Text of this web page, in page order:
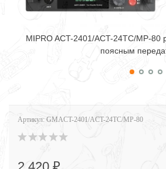
MIPRO ACT-2401/ACT-24TC/MP-
поясным
Артикул: GMACT-2401/ACT-24TC/MP-80